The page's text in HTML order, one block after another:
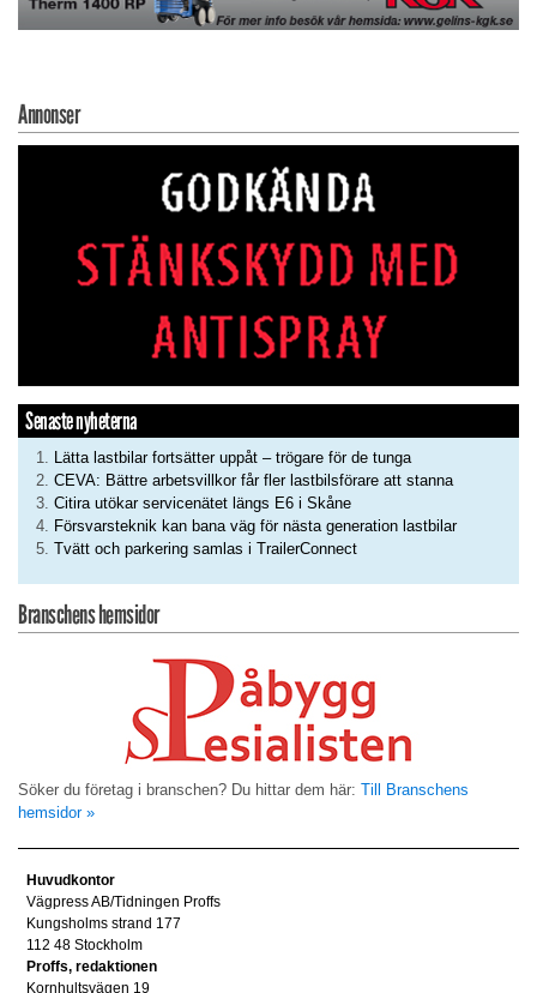
Annonser
Senaste nyheterna
Lätta lastbilar fortsätter uppåt – trögare för de tunga
CEVA: Bättre arbetsvillkor får fler lastbilsförare att stanna
Citira utökar servicenätet längs E6 i Skåne
Försvarsteknik kan bana väg för nästa generation lastbilar
Tvätt och parkering samlas i TrailerConnect
Branschens hemsidor
Söker du företag i branschen? Du hittar dem här: Till Branschens
hemsidor »
Huvudkontor
Vägpress AB/Tidningen Proffs
Kungsholms strand 177
112 48 Stockholm
Proffs, redaktionen
Kornhultsvägen 19